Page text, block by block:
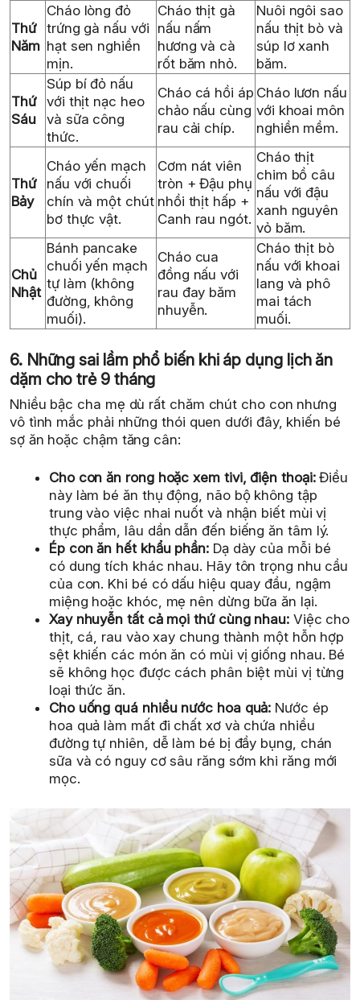
Thứ
Năm
Cháo lòng đỏ
trứng gà nấu với
hạt sen nghiền
mịn.
Cháo thịt gà
nấu nấm
hương và cà
rốt băm nhỏ.
Nuôi ngôi sao
nấu thịt bò và
súp lơ xanh
băm.
Thứ
Sáu
Súp bí đỏ nấu
với thịt nạc heo
và sữa công
thức.
Cháo cá hồi áp
chảo nấu cùng
rau cải chíp.
Cháo lươn nấu
với khoai môn
nghiền mềm.
Thứ
Bảy
Cháo yến mạch
nấu với chuối
chín và một chút
bơ thực vật.
Cơm nát viên
tròn + Đậu phụ
nhồi thịt hấp +
Canh rau ngót.
Cháo thịt
chim bồ câu
nấu với đậu
xanh nguyên
vỏ băm.
Chủ
Nhật
Bánh pancake
chuối yến mạch
tự làm (không
đường, không
muối).
Cháo cua
đồng nấu với
rau đay băm
nhuyễn.
Cháo thịt bò
nấu với khoai
lang và phô
mai tách
muối.
6. Những sai lầm phổ biến khi áp dụng lịch ăn
dặm cho trẻ 9 tháng
Nhiều bậc cha mẹ dù rất chăm chút cho con nhưng
vô tình mắc phải những thói quen dưới đây, khiến bé
sợ ăn hoặc chậm tăng cân:
Cho con ăn rong hoặc xem tivi, điện thoại:Điều
này làm bé ăn thụ động, não bộ không tập
trung vào việc nhai nuốt và nhận biết mùi vị
thực phẩm, lâu dần dẫn đến biếng ăn tâm lý.
Ép con ăn hết khẩu phần:Dạ dày của mỗi bé
có dung tích khác nhau. Hãy tôn trọng nhu cầu
của con. Khi bé có dấu hiệu quay đầu, ngậm
miệng hoặc khóc, mẹ nên dừng bữa ăn lại.
Xay nhuyễn tất cả mọi thứ cùng nhau:Việc cho
thịt, cá, rau vào xay chung thành một hỗn hợp
sệt khiến các món ăn có mùi vị giống nhau. Bé
sẽ không học được cách phân biệt mùi vị từng
loại thức ăn.
Cho uống quá nhiều nước hoa quả: Nước ép
hoa quả làm mất đi chất xơ và chứa nhiều
đường tự nhiên, dễ làm bé bị đầy bụng, chán
sữa và có nguy cơ sâu răng sớm khi răng mới
mọc.